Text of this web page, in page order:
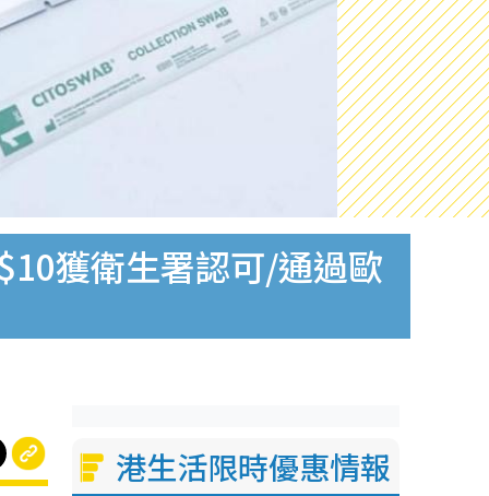
獲衛生署認可/通過歐
港生活限時優惠情報